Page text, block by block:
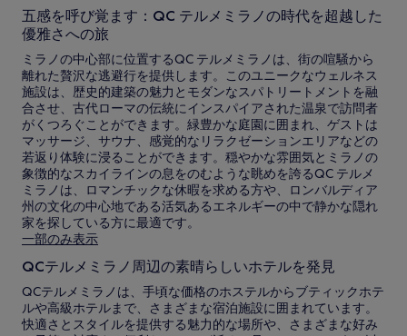
五感を呼び覚ます：QC テルメミラノの時代を超越した
優雅さへの旅
ミラノの中心部に位置するQC テルメミラノは、街の喧騒から
離れた贅沢な逃避行を提供します。このユニークなウェルネス
施設は、歴史的建築の魅力とモダンなスパトリートメントを融
合させ、古代ローマの伝統にインスパイアされた温泉で訪問者
がくつろぐことができます。緑豊かな庭園に囲まれ、ゲストは
マッサージ、サウナ、感覚的なリラクゼーションエリアなどの
若返り体験に浸ることができます。穏やかな雰囲気とミラノの
象徴的なスカイラインの息をのむような眺めを誇るQC テルメ
ミラノは、ロマンチックな休暇を求める方や、ロンバルディア
州の文化の中心地である活気あるエネルギーの中で静かな隠れ
家を探している方に最適です。
一部のみ表示
QCテルメミラノ周辺の素晴らしいホテルを発見
QCテルメミラノは、手頃な価格のホステルからブティックホテ
ルや高級ホテルまで、さまざまな宿泊施設に囲まれています。
快適さとスタイルを提供する魅力的な場所や、さまざまな好み